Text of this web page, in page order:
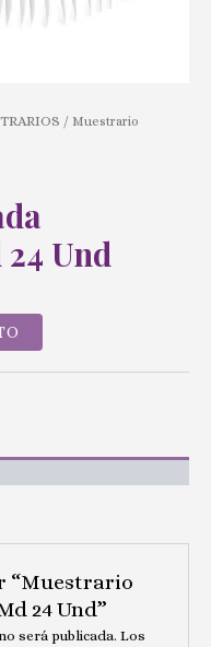
/ Muestrario
Und
“Muestrario
24 Und”
será publicada. Los